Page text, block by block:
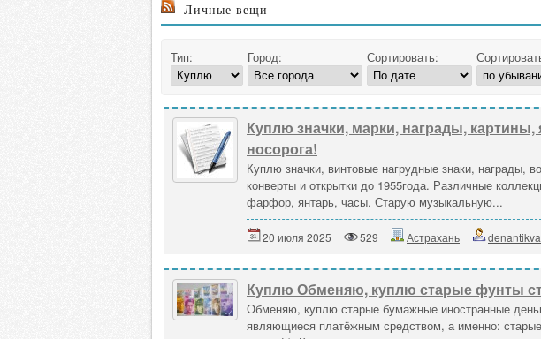
Личные вещи
Тип: Город: Сортировать:
Куплю значки, марки, награды,
носорога!
Куплю значки, винтовые нагрудные знаки, награды,
конверты и открытки до 1955года. Различные
фарфор, янтарь, часы. Старую музыкальную...
20 июля 2025 529 Астрахань
Куплю Обменяю, куплю старые фунты
Обменяю, куплю старые бумажные иностранные
являющиеся платёжным средством, а именно: